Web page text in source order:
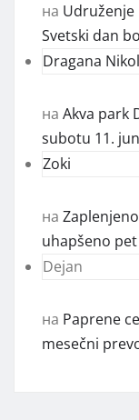
на Udruženje
Svetski dan
Dragana
на Akva park
subotu 11.
Zoki
на
uhapšeno
Dejan
на Paprene
mesečni